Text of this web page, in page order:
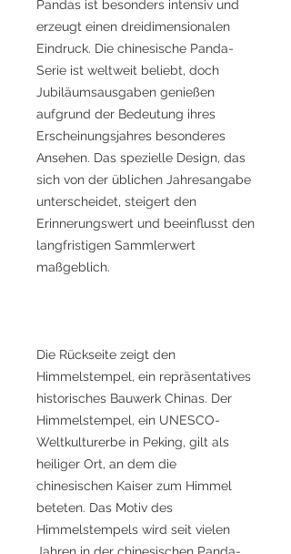
Pandas ist besonders intensiv und
erzeugt einen dreidimensionalen
Eindruck. Die chinesische Panda-
Serie ist weltweit beliebt, doch
Jubiläumsausgaben genießen
aufgrund der Bedeutung ihres
Erscheinungsjahres besonderes
Ansehen. Das spezielle Design, das
sich von der üblichen Jahresangabe
unterscheidet, steigert den
Erinnerungswert und beeinflusst den
langfristigen Sammlerwert
maßgeblich.
Die Rückseite zeigt den
Himmelstempel, ein repräsentatives
historisches Bauwerk Chinas. Der
Himmelstempel, ein UNESCO-
Weltkulturerbe in Peking, gilt als
heiliger Ort, an dem die
chinesischen Kaiser zum Himmel
beteten. Das Motiv des
Himmelstempels wird seit vielen
Jahren in der chinesischen Panda-